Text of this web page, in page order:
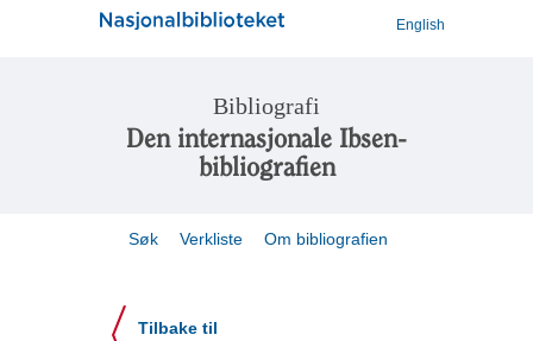
English
Bibliografi
Den internasjonale Ibsen-
bibliografien
Søk Verkliste Om bibliografien
Tilbake til